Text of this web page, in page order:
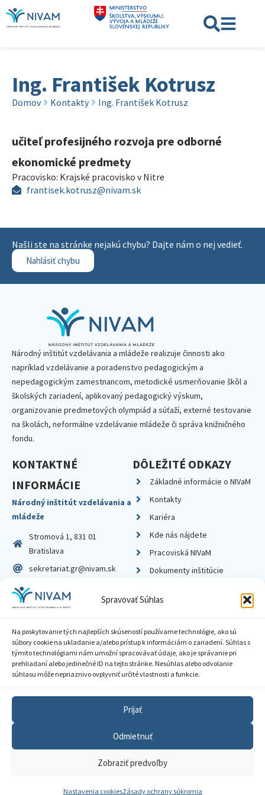
Spravovať Súhlas
Na poskytovanie tých najlepších skúseností používame technológie, ako sú
súbory cookie na ukladanie a/alebo prístup k informáciám o zariadení. Súhlas s
týmito technológiami nám umožní spracovávať údaje, ako je správanie pri
prehliadaní alebo jedinečné ID na tejto stránke. Nesúhlas alebo odvolanie
súhlasu môže nepriaznivo ovplyvniť určité vlastnosti a funkcie.
Prijať
Odmietnuť
Zobraziť predvoľby
Nastavenia cookiesZásady ochrany súkromia
Ing. František Kotrusz
Domov Kontakty Ing. František Kotrusz
učiteľ profesijného rozvoja pre odborné
ekonomické predmety
Pracovisko: Krajské pracovisko v Nitre
frantisek.kotrusz@nivam.sk
Našli ste na stránke nejakú chybu? Dajte nám o nej vedieť.
Nahlásiť chybu
Národný inštitút vzdelávania a mládeže realizuje činnosti ako
napríklad vzdelávanie a poradenstvo pedagogickým a
nepedagogickým zamestnancom, metodické usmerňovanie škôl a
školských zariadení, aplikovaný pedagogický výskum,
organizovanie predmetových olympiád a súťaží, externé testovanie
na školách, neformálne vzdelávanie mládeže či správa knižničného
fondu.
KONTAKTNÉ
INFORMÁCIE
Národný inštitút vzdelávania a
mládeže
Stromová 1, 831 01
Bratislava
sekretariat.gr@nivam.sk
IČO: 00164348
DIČ: 2020798714
DÔLEŽITÉ ODKAZY
Základné informácie o NIVaM
Kontakty
Kariéra
Kde nás nájdete
Pracoviská NIVaM
Dokumenty inštitúcie
© 2026 Národný inštitút vzdelávania a mládeže
Zásady ochrany súkromia
Sprístupnenie informácií
GDPR